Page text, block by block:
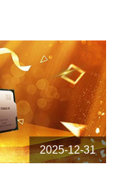
2025-12-31